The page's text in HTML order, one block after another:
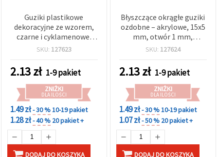
Guziki plastikowe
dekoracyjne ze wzorem,
czarne i cyklamenowe,
15x5 mm, otwór 1 mm –
szycia i projektów DIY
SKU: 127623
2.13zł 1-9 pakiet
ZNIŻKI
DLA ILOŚCI
1.49 zł- 30 %10-19 pakiet
1.28 zł- 40 % 20 pakiet +
DODAJ DO KOSZYKA
Błyszczące okrągłe guziki
ozdobne – akrylowe, 15x5
mm, otwór 1 mm,
jasnoróżowe z efektem
SKU: 127624
2.13zł 1-9 pakiet
ZNIŻKI
DLA ILOŚCI
1.49 zł- 30 %10-19 pakiet
1.07 zł- 50 % 20 pakiet +
DODAJ DO KOSZYKA